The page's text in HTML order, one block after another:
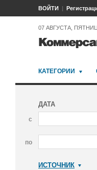
ВОЙТИ
07 АВГУСТА,
КАТЕГОРИИ
ДАТА
с
по
ИСТОЧНИК